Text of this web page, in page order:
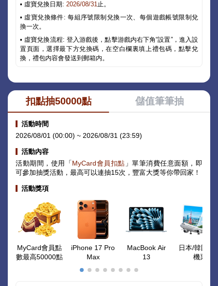
• 虛寶兌換日期: 2026/08/31止。
• 虛寶兌換條件: 每組序號限制兌換一次、每個遊戲帳號限制兌
換一次。
• 虛寶兌換流程: 登入游戲後，點擊游戲内右下角“設置”，進入設
置頁面，選擇最下方兌換碼，在空白欄裏填上禮包碼，點擊兌
換，禮包内容會發送到郵箱内。
扣點抽50000點 儲值筆筆抽
活動時間
2026/08/01 (00:00) ~ 2026/08/31 (23:59)
活動內容
活動期間，使用「MyCard會員扣點 」單筆消費任意面額，即
可參加抽獎活動，最高可以連抽15次，豐富大獎等你帶回家！
活動獎項
MyCard會員點
數最高50000點
iPhone 17 Pro
Max
MacBook Air
13
日本/韓國來
機票